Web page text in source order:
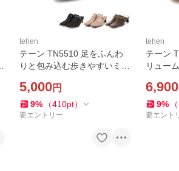
tehen
テーン TN5510 足をふんわ
りと包み込む歩きやすいミュ
5,000円
9% （410pt）
要エントリー
tehen
テーン
リュー
ンダル
6,900
9% （
要エント